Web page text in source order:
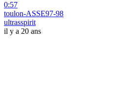
0:57
toulon-ASSE97-98
ultrasspirit
il y a 20 ans